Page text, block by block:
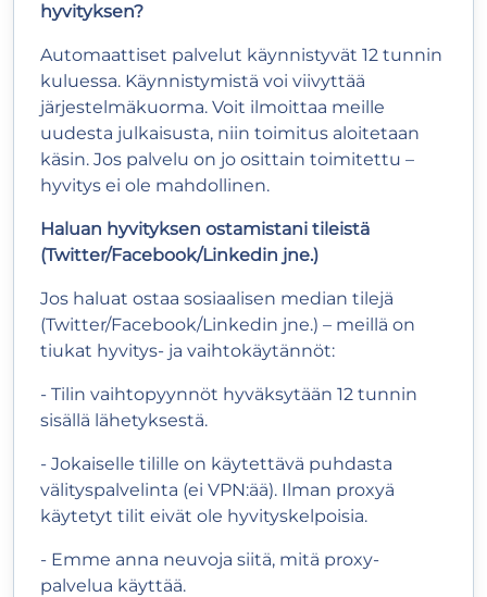
hyvityksen?
Automaattiset palvelut käynnistyvät 12 tunnin
kuluessa. Käynnistymistä voi viivyttää
järjestelmäkuorma. Voit ilmoittaa meille
uudesta julkaisusta, niin toimitus aloitetaan
käsin. Jos palvelu on jo osittain toimitettu –
hyvitys ei ole mahdollinen.
Haluan hyvityksen ostamistani tileistä
(Twitter/Facebook/Linkedin jne.)
Jos haluat ostaa sosiaalisen median tilejä
(Twitter/Facebook/Linkedin jne.) – meillä on
tiukat hyvitys- ja vaihtokäytännöt:
- Tilin vaihtopyynnöt hyväksytään 12 tunnin
sisällä lähetyksestä.
- Jokaiselle tilille on käytettävä puhdasta
välityspalvelinta (ei VPN:ää). Ilman proxyä
käytetyt tilit eivät ole hyvityskelpoisia.
- Emme anna neuvoja siitä, mitä proxy-
palvelua käyttää.